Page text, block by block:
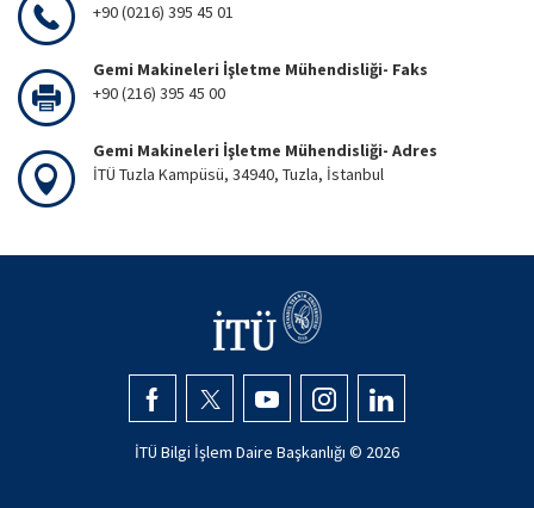
+90 (0216) 395 45 01
Gemi Makineleri İşletme Mühendisliği- Faks
+90 (216) 395 45 00
Gemi Makineleri İşletme Mühendisliği- Adres
İTÜ Tuzla Kampüsü, 34940, Tuzla, İstanbul
İTÜ Bilgi İşlem Daire Başkanlığı © 2026